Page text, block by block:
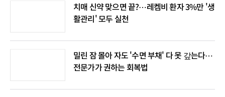
치매 신약 맞으면 끝?⋯레켐비 환자 3%만 '생
활관리' 모두 실천
밀린 잠 몰아 자도 '수면 부채' 다 못 갚는다⋯
전문가가 권하는 회복법